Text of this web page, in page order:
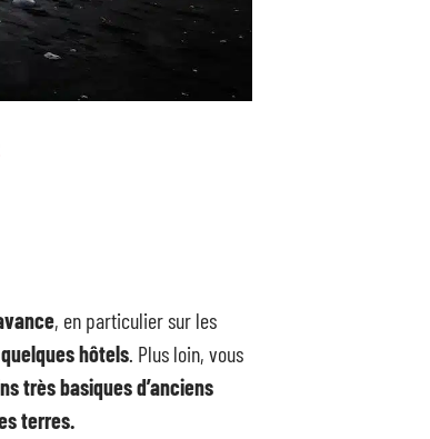
, en particulier sur les
hôtels . Plus loin, vous
très basiques d’anciens
terres.